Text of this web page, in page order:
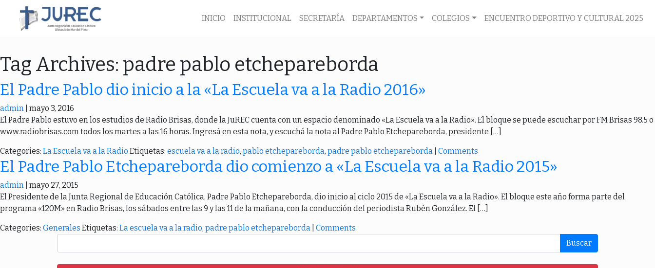
INICIO INSTITUCIONAL SECRETARÍA DEPARTAMENTOS COLEGIOS ENCUENTRO DEPORTIVO Y CULTURAL 2025
Tag Archives: padre pablo etchepareborda
El Padre Pablo dio inicio a la «La Escuela va a la Radio 2016»
admin mayo 3, 2016
El Padre Pablo estuvo en los estudios de Radio Brisas, donde la JuREC cuenta con un espacio denominado «La Escuela va a la Radio». El bloque se puede escuchar por FM Brisas 98.5 o
www.radiobrisas.com todos los martes a las 16 horas. Ingresá en esta nota, y escuchá la nota al Padre Pablo Etchepareborda, presidente […]
Categories: La Escuela va a la Radio Etiquetas: escuela va a la radio, pablo etchepareborda, padre pablo etchepareborda Comments
El Padre Pablo Etchepareborda dio comienzo a «La Escuela va a la Radio 2015»
admin mayo 27, 2015
El Presidente de la Junta Regional de Educación Católica, Padre Pablo Etchepareborda, dio inicio al ciclo 2015 de «La Escuela va a la Radio». El bloque este año forma parte del
programa «120M» en Radio Brisas, los sábados entre las 9 y las 11 de la mañana, con la conducción del periodista Rubén González. El […]
Categories: Generales Etiquetas: La escuela va a la radio, padre pablo etchepareborda Comments
Buscar